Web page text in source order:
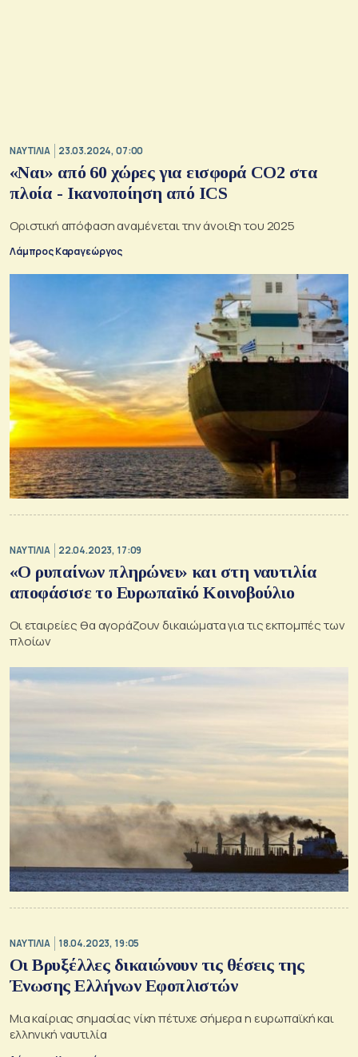
ΝΑΥΤΙΛΙΑ 23.03.2024, 07:00
«Ναι» από 60 χώρες για εισφορά CO2 στα
πλοία - Ικανοποίηση από ICS
Οριστική απόφαση αναμένεται την άνοιξη του 2025
Λάμπρος Καραγεώργος
ΝΑΥΤΙΛΙΑ 22.04.2023, 17:09
«Ο ρυπαίνων πληρώνει» και στη ναυτιλία
αποφάσισε το Ευρωπαϊκό Κοινοβούλιο
Οι εταιρείες θα αγοράζουν δικαιώματα για τις εκπομπές των
πλοίων
ΝΑΥΤΙΛΙΑ 18.04.2023, 19:05
Οι Βρυξέλλες δικαιώνουν τις θέσεις της
Ένωσης Ελλήνων Εφοπλιστών
Mια καίριας σημασίας νίκη πέτυχε σήμερα η ευρωπαϊκή και
ελληνική ναυτιλία